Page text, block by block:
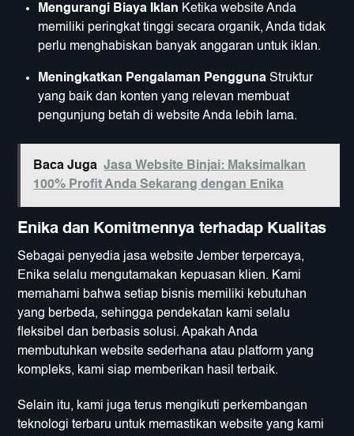
Mengurangi Biaya Iklan Ketika website Anda
memiliki peringkat tinggi secara organik, Anda tidak
perlu menghabiskan banyak anggaran untuk iklan.
Meningkatkan Pengalaman Pengguna Struktur
yang baik dan konten yang relevan membuat
pengunjung betah di website Anda lebih lama.
Baca Juga Jasa Website Binjai: Maksimalkan
100% Profit Anda Sekarang dengan Enika
Enika dan Komitmennya terhadap Kualitas
Sebagai penyedia jasa website Jember terpercaya,
Enika selalu mengutamakan kepuasan klien. Kami
memahami bahwa setiap bisnis memiliki kebutuhan
yang berbeda, sehingga pendekatan kami selalu
fleksibel dan berbasis solusi. Apakah Anda
membutuhkan website sederhana atau platform yang
kompleks, kami siap memberikan hasil terbaik.
Selain itu, kami juga terus mengikuti perkembangan
teknologi terbaru untuk memastikan website yang kami